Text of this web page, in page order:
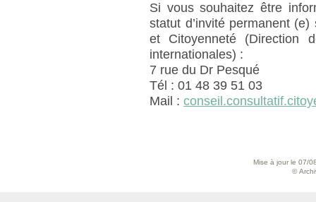
Si vous souhaitez être
statut d’invité permanent
et Citoyenneté (Direction
internationales) :
7 rue du Dr Pesqué
Tél : 01 48 39 51 03
Mail :
Mise à jour le 07/
©